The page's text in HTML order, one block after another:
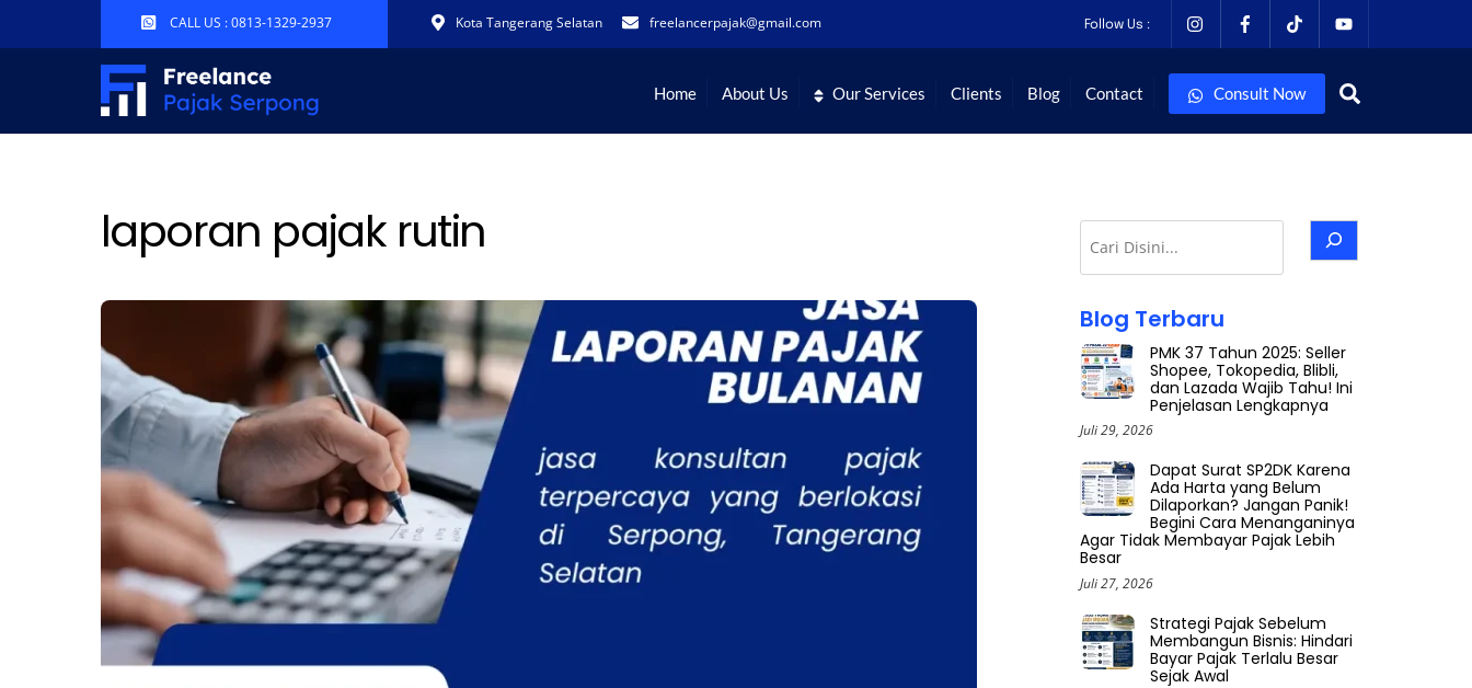
content
CALL US : 0813-1329-2937 Kota Tangerang Selatan freelancerpajak@gmail.com Follow Us :
Home About Us Our Services Clients Blog Contact Consult Now
laporan pajak rutin Cari
Blog Terbaru
PMK 37 Tahun 2025: Seller
Shopee, Tokopedia, Blibli,
dan Lazada Wajib Tahu! Ini
Penjelasan Lengkapnya
Juli 29, 2026
Dapat Surat SP2DK Karena
Ada Harta yang Belum
Dilaporkan? Jangan Panik!
Begini Cara Menanganinya
Agar Tidak Membayar Pajak Lebih
Besar
Juli 27, 2026
Strategi Pajak Sebelum
Membangun Bisnis: Hindari
Bayar Pajak Terlalu Besar
Sejak Awal